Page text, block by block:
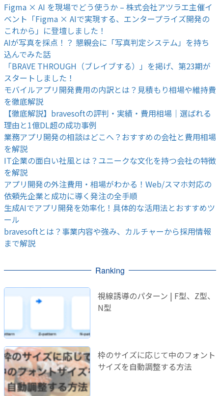
Figma × AI を現場でどう使うか – 株式会社アツラエ主催イ
ベント「Figma × AIで実現する、エンタープライズ開発の
これから」に登壇しました！
AIが写真を採点！？ 懇親会に「写真判定システム」を持ち
込んでみた話
「BRAVE THROUGH（ブレイブする）」を掲げ、第23期が
スタートしました！
モバイルアプリ開発費用の内訳とは？見積もり相場や維持費
を徹底解説
【徹底解説】bravesoftの評判・実績・費用相場｜選ばれる
理由と1億DL超の成功事例
業務アプリ開発の相談はどこへ？おすすめの会社と費用相場
を解説
IT企業の面白い社風とは？ユニークな文化を持つ会社の特徴
を解説
アプリ開発の外注費用・相場がわかる！Web/スマホ対応の
依頼先企業と成功に導く発注の全手順
生成AIでアプリ開発を効率化！具体的な活用法とおすすめツ
ール
bravesoftとは？事業内容や強み、カルチャーから採用情報
まで解説
Ranking
視線誘導のパターン | F型、Z型、
N型
枠のサイズに応じて中のフォント
サイズを自動調整する方法